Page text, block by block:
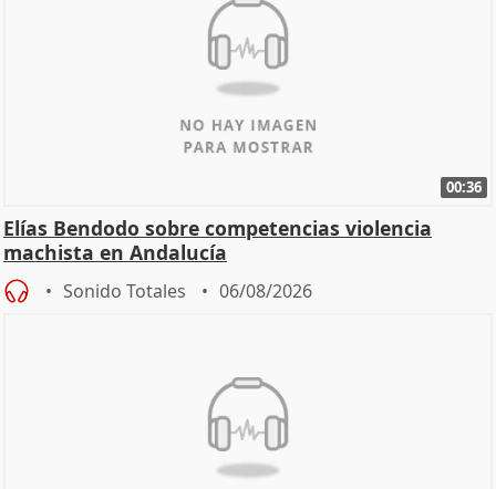
00:36
Elías Bendodo sobre competencias violencia
machista en Andalucía
Sonido Totales 06/08/2026